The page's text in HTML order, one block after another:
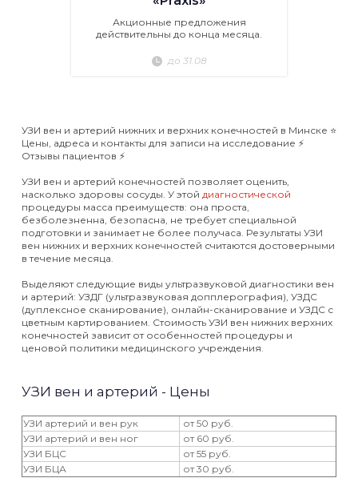
Акционные предложения
действительны до конца месяца.
до 31.08
УЗИ вен и артерий нижних и верхних конечностей в Минске ⭐️
Цены, адреса и контакты для записи на исследование ⚡️
Отзывы пациентов ⚡️
УЗИ вен и артерий конечностей позволяет оценить,
насколько здоровы сосуды. У этой диагностической
процедуры масса преимуществ: она проста,
безболезненна, безопасна, не требует специальной
подготовки и занимает не более получаса. Результаты УЗИ
вен нижних и верхних конечностей считаются достоверными
в течение месяца.
Выделяют следующие виды ультразвуковой диагностики вен
и артерий: УЗДГ (ультразвуковая допплерография), УЗДС
(дуплексное сканирование), онлайн-сканирование и УЗДС с
цветным картированием. Стоимость УЗИ вен нижних верхних
конечностей зависит от особенностей процедуры и
ценовой политики медицинского учреждения.
УЗИ вен и артерий - Цены
УЗИ артерий и вен рук
от 50 руб.
УЗИ артерий и вен ног
от 60 руб.
УЗИ БЦС
от 55 руб.
УЗИ БЦА
от 30 руб.